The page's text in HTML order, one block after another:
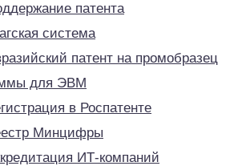
патента
система
патент на промобразец
для ЭВМ
в Роспатенте
Минцифры
ИТ-компаний